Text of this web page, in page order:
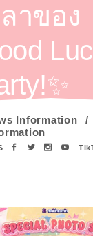
ลาของ
Information